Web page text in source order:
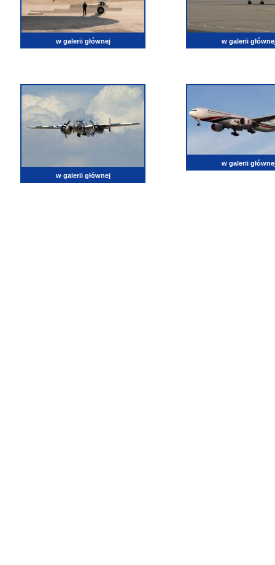
w galerii głównej w galerii
w galerii głównej
w galerii